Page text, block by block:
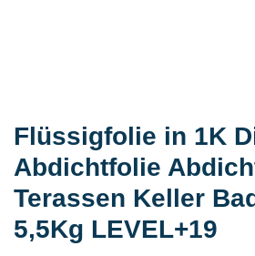
Flüssigfolie in 1K
Abdichtfolie
Terassen Keller
5,5Kg LEVEL+19